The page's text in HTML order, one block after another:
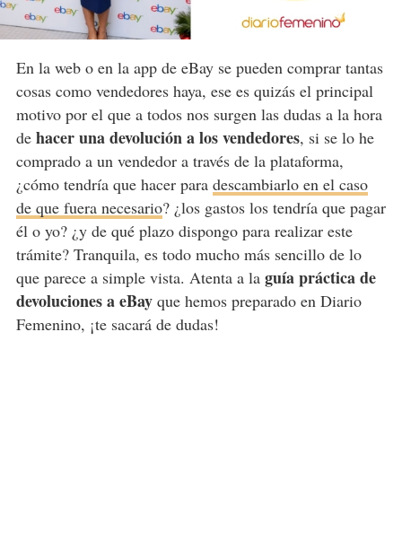
En la web o en la app de eBay se pueden comprar tantas
cosas como vendedores haya, ese es quizás el principal
motivo por el que a todos nos surgen las dudas a la hora
de hacer una devolución a los vendedores, si se lo he
comprado a un vendedor a través de la plataforma,
¿cómo tendría que hacer para descambiarlo en el caso
de que fuera necesario? ¿los gastos los tendría que pagar
él o yo? ¿y de qué plazo dispongo para realizar este
trámite? Tranquila, es todo mucho más sencillo de lo
que parece a simple vista. Atenta a la guía práctica de
devoluciones a eBayque hemos preparado en Diario
Femenino, ¡te sacará de dudas!